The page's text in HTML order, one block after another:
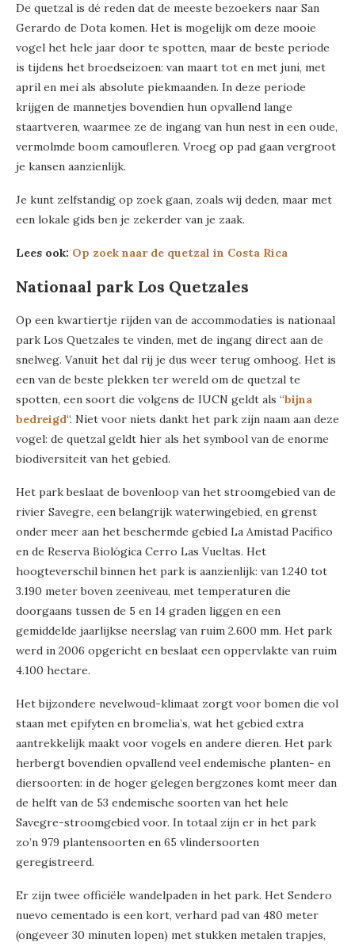
De quetzal is dé reden dat de meeste bezoekers naar San
Gerardo de Dota komen. Het is mogelijk om deze mooie
vogel het hele jaar door te spotten, maar de beste periode
is tijdens het broedseizoen: van maart tot en met juni, met
april en mei als absolute piekmaanden. In deze periode
krijgen de mannetjes bovendien hun opvallend lange
staartveren, waarmee ze de ingang van hun nest in een oude,
vermolmde boom camoufleren. Vroeg op pad gaan vergroot
je kansen aanzienlijk.
Je kunt zelfstandig op zoek gaan, zoals wij deden, maar met
een lokale gids ben je zekerder van je zaak.
Lees ook: Op zoek naar de quetzal in Costa Rica
Nationaal park Los Quetzales
Op een kwartiertje rijden van de accommodaties is nationaal
park Los Quetzales te vinden, met de ingang direct aan de
snelweg. Vanuit het dal rij je dus weer terug omhoog. Het is
een van de beste plekken ter wereld om de quetzal te
spotten, een soort die volgens de IUCN geldt als “bijna
bedreigd“. Niet voor niets dankt het park zijn naam aan deze
vogel: de quetzal geldt hier als het symbool van de enorme
biodiversiteit van het gebied.
Het park beslaat de bovenloop van het stroomgebied van de
rivier Savegre, een belangrijk waterwingebied, en grenst
onder meer aan het beschermde gebied La Amistad Pacífico
en de Reserva Biológica Cerro Las Vueltas. Het
hoogteverschil binnen het park is aanzienlijk: van 1.240 tot
3.190 meter boven zeeniveau, met temperaturen die
doorgaans tussen de 5 en 14 graden liggen en een
gemiddelde jaarlijkse neerslag van ruim 2.600 mm. Het park
werd in 2006 opgericht en beslaat een oppervlakte van ruim
4.100 hectare.
Het bijzondere nevelwoud-klimaat zorgt voor bomen die vol
staan met epifyten en bromelia’s, wat het gebied extra
aantrekkelijk maakt voor vogels en andere dieren. Het park
herbergt bovendien opvallend veel endemische planten- en
diersoorten: in de hoger gelegen bergzones komt meer dan
de helft van de 53 endemische soorten van het hele
Savegre-stroomgebied voor. In totaal zijn er in het park
zo’n 979 plantensoorten en 65 vlindersoorten
geregistreerd.
Er zijn twee officiële wandelpaden in het park. Het Sendero
nuevo cementado is een kort, verhard pad van 480 meter
(ongeveer 30 minuten lopen) met stukken metalen trapjes,